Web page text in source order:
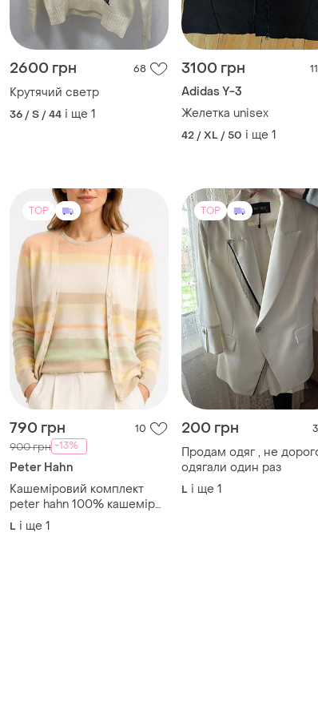
36 / S / 44 і ще 1
Желетка unisex
42 / XL / 50 і ще 1
TOP
790 грн 10
900 грн -13%
Peter Hahn
Кашеміровий комплект
peter hahn 100% кашемір
кардиган і джемпер у
пастельну смужку
L і ще 1
TOP
200 грн 3
Продам одяг , не
одягали один раз
L і ще